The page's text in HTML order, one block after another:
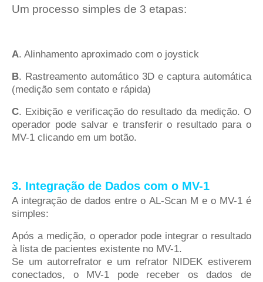
Um processo simples de 3 etapas:
A. Alinhamento aproximado com o joystick
B. Rastreamento automático 3D e captura automática
(medição sem contato e rápida)
C. Exibição e verificação do resultado da medição. O
operador pode salvar e transferir o resultado para o
MV-1 clicando em um botão.
3. Integração de Dados com o MV-1
A integração de dados entre o AL-Scan M e o MV-1 é
simples:
Após a medição, o operador pode integrar o resultado
à lista de pacientes existente no MV-1.
Se um autorrefrator e um refrator NIDEK estiverem
conectados, o MV-1 pode receber os dados de